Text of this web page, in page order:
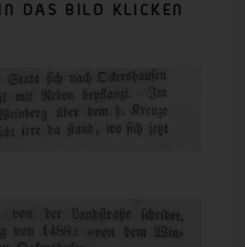
DAS BILD KLICKEN